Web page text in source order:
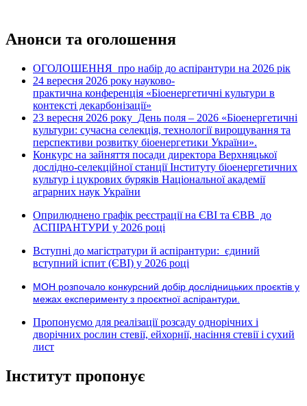
Анонси та оголошення
ОГОЛОШЕННЯ про набір до аспірантури на 2026 рік
24 вересня 2026 року науково-
практична конференція «Біоенергетичні культури в
контексті декарбонізації»
23 вересня 2026 року День поля – 2026 «Біоенергетичні
культури: сучасна селекція, технології вирощування та
перспективи розвитку біоенергетики України».
Конкурс на зайняття посади директора Верхняцької
дослідно-селекційної станції Інституту біоенергетичних
культур і цукрових буряків Національної академії
аграрних наук України
Оприлюднено графік реєстрації на ЄВІ та ЄВВ до
АСПІРАНТУРИ у 2026 році
Вступні до магістратури й аспірантури: єдиний
вступний іспит (ЄВІ) у 2026 році
МОН розпочало конкурсний добір дослідницьких проєктів у
межах експерименту з проєктної аспірантури.
Пропонуємо для реалізації розсаду однорічних і
дворічних рослин стевії, ейхорнії, насіння стевії і сухий
лист
Інститут пропонує